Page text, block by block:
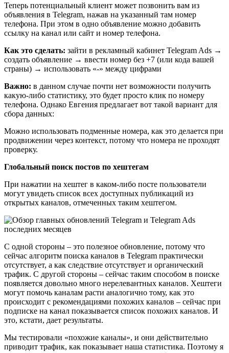
Теперь потенциальный клиент может позвонить вам из
объявления в Telegram, нажав на указанный там номер
телефона. При этом в одно объявление можно добавить
ссылку на канал или сайт и номер телефона.
Как это сделать: зайти в рекламный кабинет Telegram Ads →
создать объявление → ввести номер без +7 (или кода вашей
страны) → использовать «-» между цифрами
Важно: в данном случае почти нет возможности получить
какую-либо статистику, это будет просто клик по номеру
телефона. Однако Евгения предлагает вот такой вариант для
сбора данных:
Можно использовать подменные номера, как это делается при
продвижении через контекст, потому что номера не проходят
проверку.
Глобальный поиск постов по хештегам
При нажатии на хештег в каком-либо посте пользователи
могут увидеть список всех доступных публикаций из
открытых каналов, отмеченных таким хештегом.
С одной стороны – это полезное обновление, потому что
сейчас алгоритм поиска каналов в Telegram практически
отсутствует, а как следствие отсутствует и органический
трафик. С другой стороны – сейчас таким способом в поиске
появляется довольно много нерелевантных каналов. Хештеги
могут помочь каналам расти аналогично тому, как это
происходит с рекомендациями похожих каналов – сейчас при
подписке на канал показывается список похожих каналов. И
это, кстати, дает результаты.
Мы тестировали «похожие каналы», и они действительно
приводит трафик, как показывает наша статистика. Поэтому я